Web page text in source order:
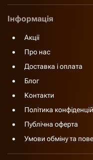
Інформація
Акції
Про нас
Доставка і оплата
Блог
Контакти
Політика
Публічна оферта
Умови обміну та